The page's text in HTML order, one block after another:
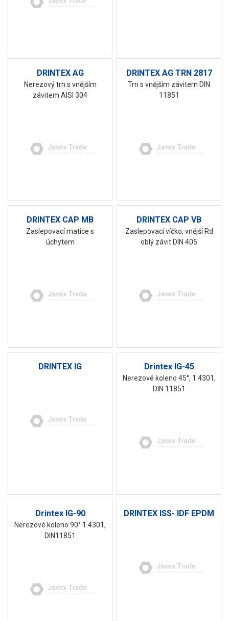
DRINTEX AG
Nerezový trn s vnějším
závitem AISI 304
DRINTEX AG TRN 2817
Trn s vnějším závitem DIN
11851
DRINTEX CAP MB
Zaslepovací matice s
úchytem
DRINTEX CAP VB
Zaslepovací víčko, vnější Rd
oblý závit DIN 405
DRINTEX IG Drintex IG-45
Nerezové koleno 45°, 1.4301,
DIN 11851
Drintex IG-90
Nerezové koleno 90° 1.4301,
DIN11851
DRINTEX ISS- IDF EPDM